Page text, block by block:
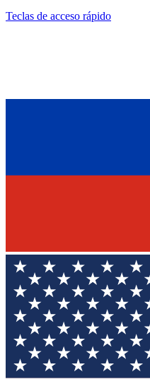
Teclas de acceso rápido